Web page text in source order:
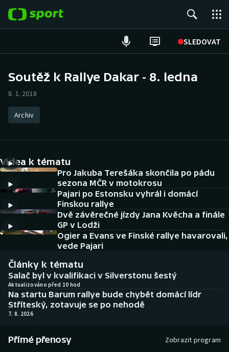
SLEDOVAT
Hokej
Tenis
Atletika
Cyklistika
DALŠÍ SPORTY
Americký fotbal
Baseball a softbal
Basketbal
Biatlon
Boby a skeleton
Box
NEPŘEHLÉDNĚTE
Soutěže
Historické návraty
Aplikace ČT sport
AZ kvíz
Soutěž k Rallye Dakar - 8. ledna
8. 1. 2018
Archiv
Videa k tématu
Pro Jakuba Terešáka skončila po pádu
sezona MČR v motokrosu
Pajari po Estonsku vyhrál i domácí
Finskou rallye
Dvě závěrečné jízdy Jana Kvěcha a finále
GP v Lodži
Ogier a Evans ve Finské rallye havarovali,
vede Pajari
Články k tématu
Salač byl v kvalifikaci v Silverstonu šestý
Aktualizováno před 10 hod
Na startu Barum rallye bude chybět domácí lídr
Stříteský, zotavuje se po nehodě
7. 8. 2026
Přímé přenosy Zobrazit program